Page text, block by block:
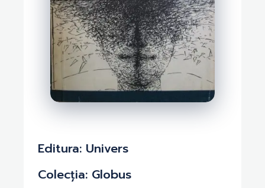
Editura: Univers
Colecția: Globus